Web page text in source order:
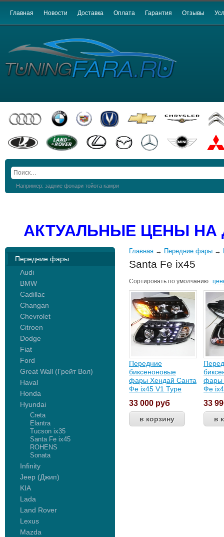
Главная Новости Доставка Оплата Гарантия Отзывы
Например: задние фонари тойота камри
АКТУАЛЬНЫЕ ЦЕНЫ
Передние фары
Audi
BMW
Cadillac
Changan
Chevrolet
Citroen
Dodge
Fiat
Ford
Great Wall (Грейт Вол)
Haval
Honda
Hyundai
Creta
Elantra
Tucson ix35
Santa Fe ix45
ROHENS
Sonata
Infinity
Jeep (Джип)
KIA
Lada
Land Rover
Lexus
Mazda
Главная → Передние фары →
Santa Fe ix45
Сортировать по умолчанию
Передние
биксеноновые
фары Хендай Санта
Фе ix45 V1 Type
33 000 руб
фары
Фе
33